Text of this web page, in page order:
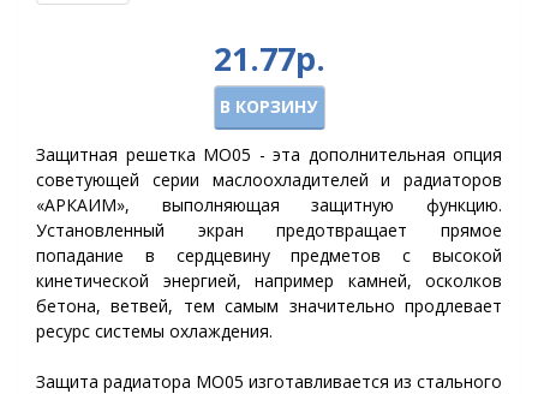
21.77р.
В КОРЗИНУ
Защитная решетка МО05 - эта дополнительная опция
советующей серии маслоохладителей и радиаторов
«АРКАИМ», выполняющая защитную функцию.
Установленный экран предотвращает прямое
попадание в сердцевину предметов с высокой
кинетической энергией, например камней, осколков
бетона, ветвей, тем самым значительно продлевает
ресурс системы охлаждения.
Защита радиатора МО05 изготавливается из стального